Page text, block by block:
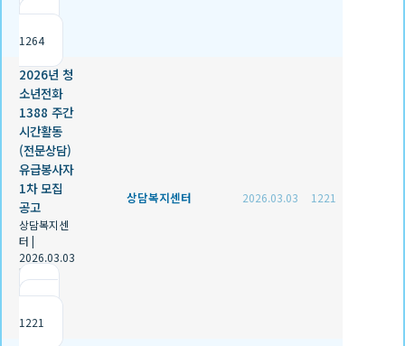
1264
2026년 청
소년전화
1388 주간
시간활동
(전문상담)
유급봉사자
1차 모집
공고
상담복지센
터 |
2026.03.03
|
1221
상담복지센터 2026.03.03 1221